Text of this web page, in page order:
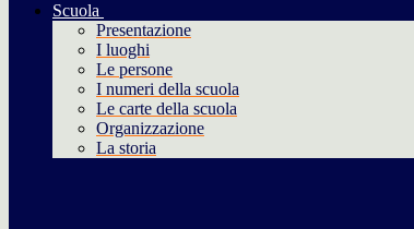
Scuola
Presentazione
I luoghi
Le persone
I numeri della scuola
Le carte della scuola
Organizzazione
La storia